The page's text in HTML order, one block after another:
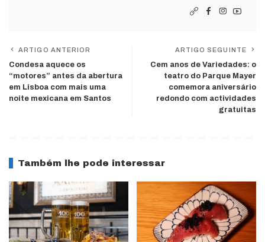
ARTIGO ANTERIOR
Condesa aquece os
“motores” antes da abertura
em Lisboa com mais uma
noite mexicana em Santos
ARTIGO SEGUINTE
Cem anos de Variedades: o
teatro do Parque Mayer
comemora aniversário
redondo com actividades
gratuitas
Também lhe pode interessar